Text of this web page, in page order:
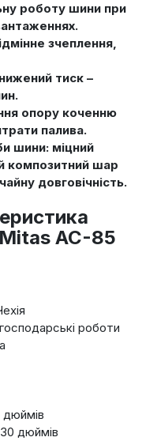
роботу шини при
зчеплення,
тиск –
опору коченню
палива.
шини: міцний
композитний шар
довговічність.
AC-85
роботи
дюймів